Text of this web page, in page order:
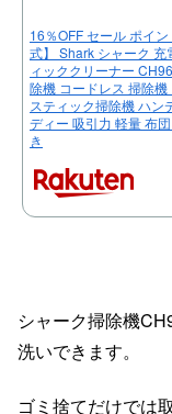
16％OFF セール ポイ
式】 Shark シャーク 充
ィッククリーナー
除機 コードレス 掃除
スティック掃除機 ハン
ディー 吸引力 軽量 布
き
シャーク掃除機
洗いできます。
ゴミ捨てだけでは